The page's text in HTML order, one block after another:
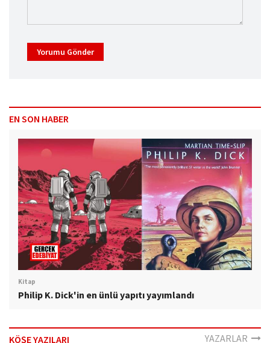
Yorumu Gönder
EN SON HABER
Kitap
Philip K. Dick'in en ünlü yapıtı yayımlandı
KÖŞE YAZILARI YAZARLAR